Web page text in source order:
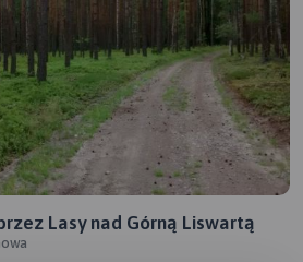
Lasy nad Górną Liswartą